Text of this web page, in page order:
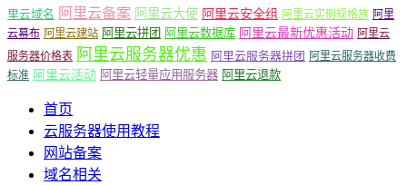
里云域名 阿里云备案 阿里云大使 阿里云安全组 阿里云实例规格族 阿里
云幕布 阿里云建站 阿里云拼团 阿里云数据库 阿里云最新优惠活动 阿里云
服务器价格表 阿里云服务器优惠 阿里云服务器拼团 阿里云服务器收费
标准 阿里云活动 阿里云轻量应用服务器 阿里云退款
首页
云服务器使用教程
网站备案
域名相关